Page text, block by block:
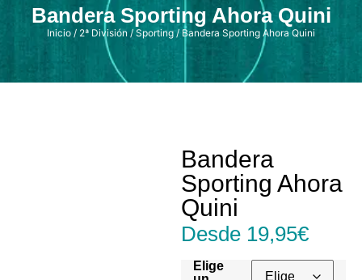
Bandera Sporting Ahora Quini
Inicio / 2ª División/ Sporting / Bandera Sporting Ahora Quini
Bandera
Sporting Ahora
Quini
Desde 19,95€
Elige